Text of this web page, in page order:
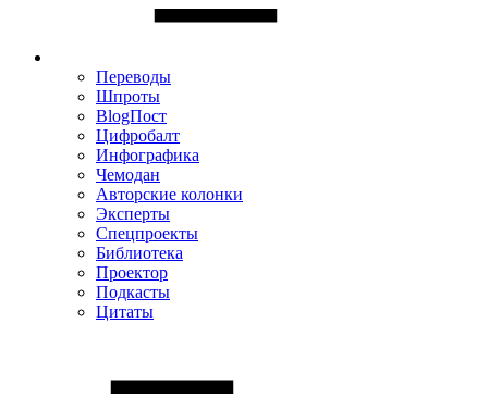
Переводы
Шпроты
BlogПост
Цифробалт
Инфографика
Чемодан
Авторские колонки
Эксперты
Спецпроекты
Библиотека
Проектор
Подкасты
Цитаты